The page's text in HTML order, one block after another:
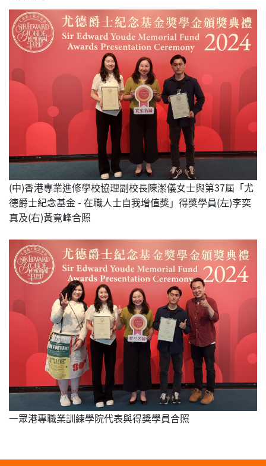
(中)香港專業進修學校協理副校長陳潔儀女士與第37屆「尤
德爵士紀念基金 - 在職人士自我增值獎」得獎學員(左)李奕
真及(右)黃竟峰合照
一眾港專職業訓練學院代表與得獎學員合照